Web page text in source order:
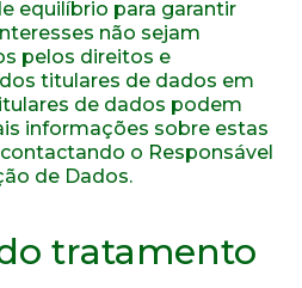
equilíbrio para garantir
não sejam
pelos direitos e
titulares de dados em
de dados podem
informações sobre estas
o Responsável
de Dados.
tratamento